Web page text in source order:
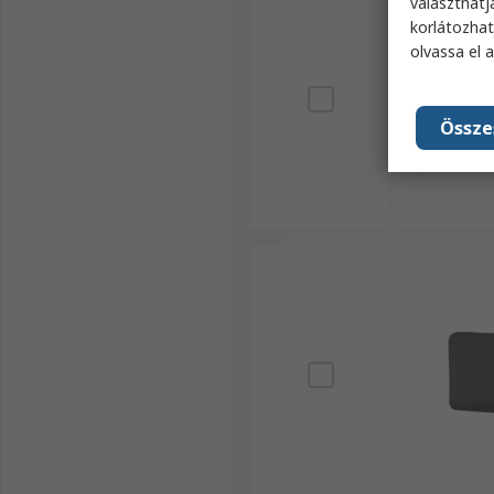
olvassa el a